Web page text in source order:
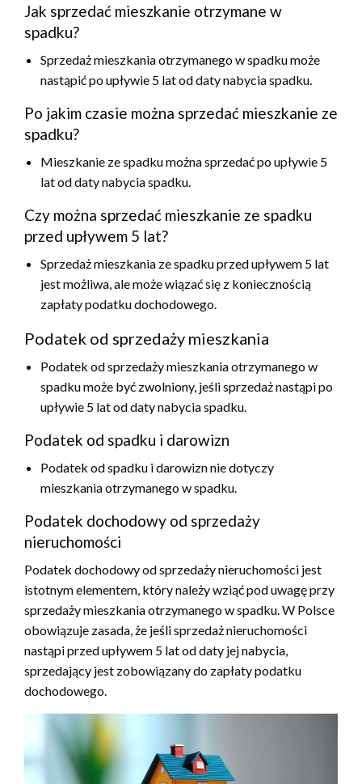
Jak sprzedać mieszkanie otrzymane w
spadku?
Sprzedaż mieszkania otrzymanego w spadku może
nastąpić po upływie 5 lat od daty nabycia spadku.
Po jakim czasie można sprzedać mieszkanie ze
spadku?
Mieszkanie ze spadku można sprzedać po upływie 5
lat od daty nabycia spadku.
Czy można sprzedać mieszkanie ze spadku
przed upływem 5 lat?
Sprzedaż mieszkania ze spadku przed upływem 5 lat
jest możliwa, ale może wiązać się z koniecznością
zapłaty podatku dochodowego.
Podatek od sprzedaży mieszkania
Podatek od sprzedaży mieszkania otrzymanego w
spadku może być zwolniony, jeśli sprzedaż nastąpi po
upływie 5 lat od daty nabycia spadku.
Podatek od spadku i darowizn
Podatek od spadku i darowizn nie dotyczy
mieszkania otrzymanego w spadku.
Podatek dochodowy od sprzedaży
nieruchomości
Podatek dochodowy od sprzedaży nieruchomości jest
istotnym elementem, który należy wziąć pod uwagę przy
sprzedaży mieszkania otrzymanego w spadku. W Polsce
obowiązuje zasada, że jeśli sprzedaż nieruchomości
nastąpi przed upływem 5 lat od daty jej nabycia,
sprzedający jest zobowiązany do zapłaty podatku
dochodowego.